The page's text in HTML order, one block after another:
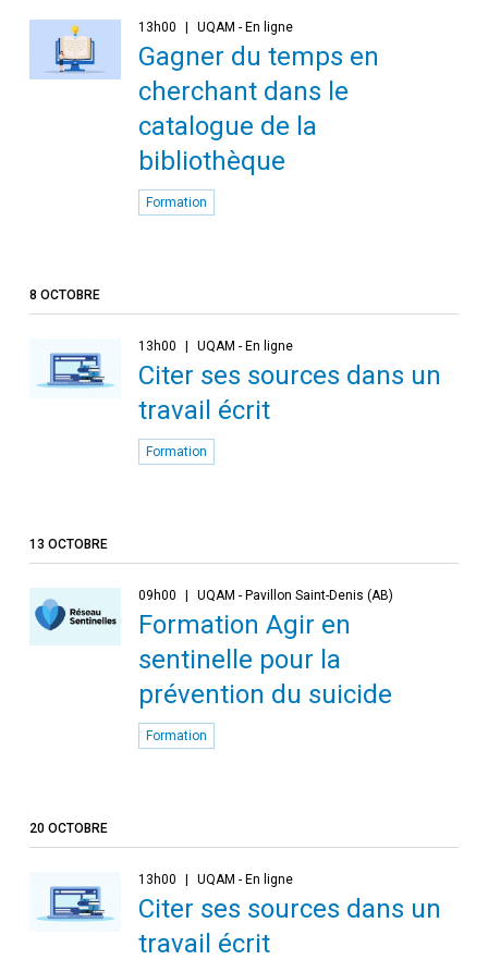
13h00 UQAM - En ligne
Gagner du temps en
cherchant dans le
catalogue de la
bibliothèque
Formation
8 OCTOBRE
13h00 UQAM - En ligne
Citer ses sources dans un
travail écrit
Formation
13 OCTOBRE
09h00 UQAM - Pavillon Saint-Denis (AB)
Formation Agir en
sentinelle pour la
prévention du suicide
Formation
20 OCTOBRE
13h00 UQAM - En ligne
Citer ses sources dans un
travail écrit